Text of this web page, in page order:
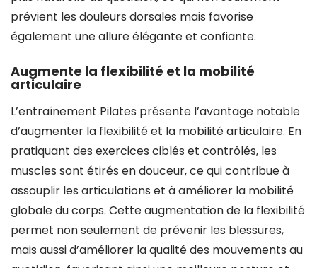
prévient les douleurs dorsales mais favorise
également une allure élégante et confiante.
Augmente la flexibilité et la mobilité
articulaire
L’entraînement Pilates présente l’avantage notable
d’augmenter la flexibilité et la mobilité articulaire. En
pratiquant des exercices ciblés et contrôlés, les
muscles sont étirés en douceur, ce qui contribue à
assouplir les articulations et à améliorer la mobilité
globale du corps. Cette augmentation de la flexibilité
permet non seulement de prévenir les blessures,
mais aussi d’améliorer la qualité des mouvements au